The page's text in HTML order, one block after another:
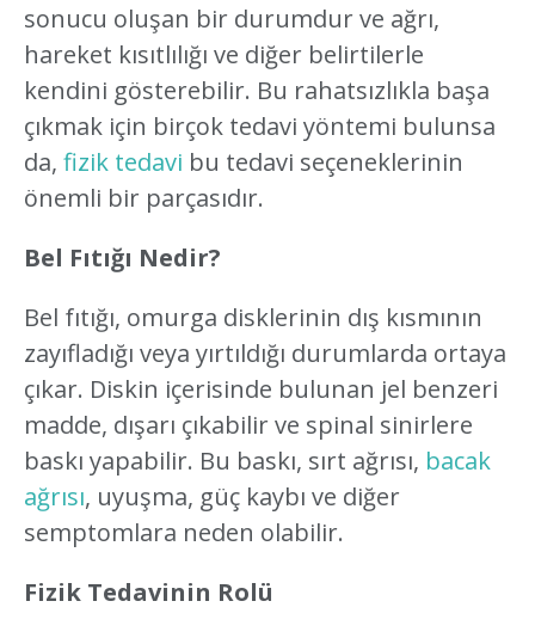
sonucu oluşan bir durumdur ve ağrı,
hareket kısıtlılığı ve diğer belirtilerle
kendini gösterebilir. Bu rahatsızlıkla başa
çıkmak için birçok tedavi yöntemi bulunsa
da, fizik tedavi bu tedavi seçeneklerinin
önemli bir parçasıdır.
Bel Fıtığı Nedir?
Bel fıtığı, omurga disklerinin dış kısmının
zayıfladığı veya yırtıldığı durumlarda ortaya
çıkar. Diskin içerisinde bulunan jel benzeri
madde, dışarı çıkabilir ve spinal sinirlere
baskı yapabilir. Bu baskı, sırt ağrısı, bacak
ağrısı, uyuşma, güç kaybı ve diğer
semptomlara neden olabilir.
Fizik Tedavinin Rolü